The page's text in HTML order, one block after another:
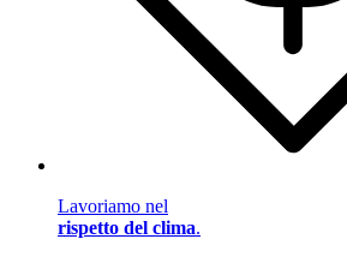
Lavoriamo nel
rispetto del clima.